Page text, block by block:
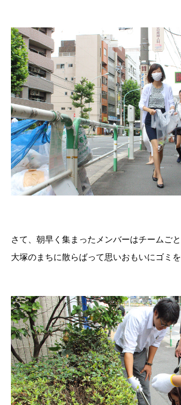
さて、朝早く集まったメンバーはチームごと
大塚のまちに散らばって思いおもいにゴミを